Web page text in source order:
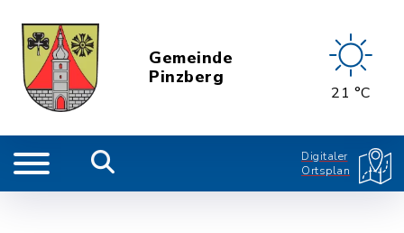
Gemeinde
Pinzberg
21 °C
Digitaler
Ortsplan